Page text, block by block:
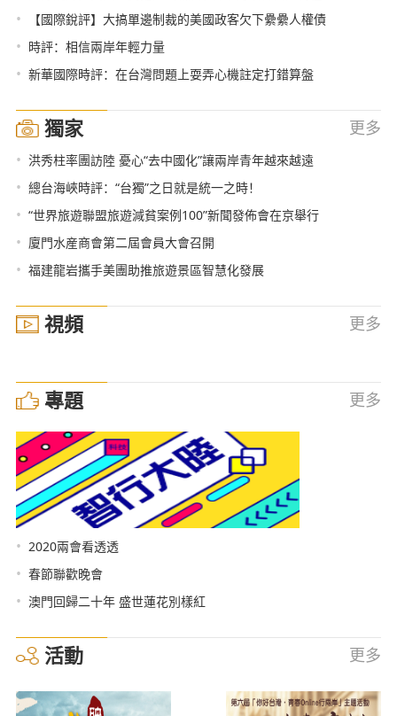
• 【國際銳評】大搞單邊制裁的美國政客欠下纍纍人權債
• 時評：相信兩岸年輕力量
• 新華國際時評：在台灣問題上耍弄心機註定打錯算盤
獨家 更多
• 洪秀柱率團訪陸 憂心“去中國化”讓兩岸青年越來越遠
• 總台海峽時評：“台獨”之日就是統一之時！
• “世界旅遊聯盟旅遊減貧案例100”新聞發佈會在京舉行
• 廈門水産商會第二屆會員大會召開
• 福建龍岩攜手美團助推旅遊景區智慧化發展
視頻 更多
專題 更多
• 2020兩會看透透
• 春節聯歡晚會
• 澳門回歸二十年 盛世蓮花別樣紅
活動 更多